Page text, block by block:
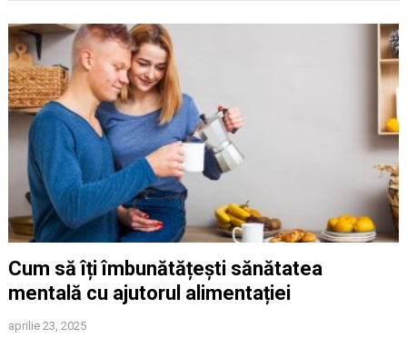
Cum să îți îmbunătățești sănătatea
mentală cu ajutorul alimentației
aprilie 23, 2025